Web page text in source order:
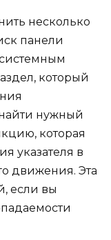
несколько
панели
который
нужный
которая
указателя в
движения. Эта
если вы